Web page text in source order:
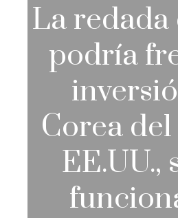
La redada
podría
Corea
EE.UU.,